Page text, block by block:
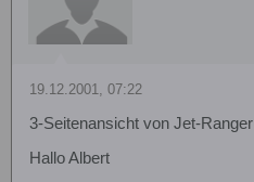
19.12.2001, 07:22
3-Seitenansicht von Jet-Ranger
Hallo Albert